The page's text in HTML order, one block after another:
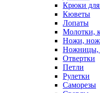
Крюки
Кюветы
Лопаты
Молотки,
Ножи,
Ножницы,
Отвертки
Петли
Рулетки
Саморезы